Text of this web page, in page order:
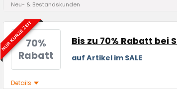
Neu- & Bestandskunden
NUR KURZE ZEIT70%
Rabatt
Bis zu 70% Rabatt bei
auf Artikel im SALE
Details